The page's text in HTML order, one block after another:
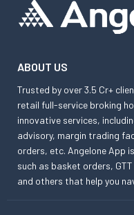
ABOUT US
Trusted by over 3.5 Cr+
retail full-service broking
innovative services,
advisory, margin trading
orders, etc. Angelone App
such as basket orders,
and others that help you